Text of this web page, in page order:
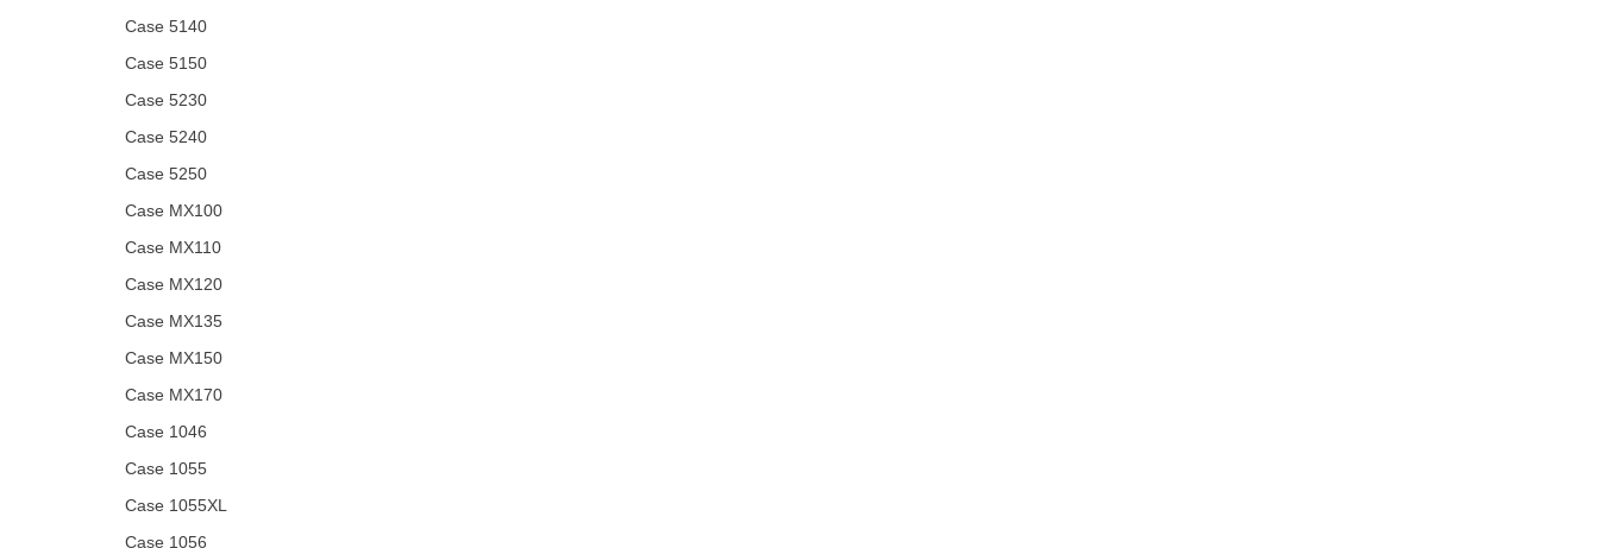
Case 5140
Case 5150
Case 5230
Case 5240
Case 5250
Case MX100
Case MX110
Case MX120
Case MX135
Case MX150
Case MX170
Case 1046
Case 1055
Case 1055XL
Case 1056